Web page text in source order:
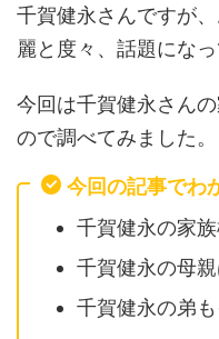
千賀健永さんですが
麗と度々、話題になっ
今回は千賀健永さん
ので調べてみました。
今回の記事でわ
千賀健永の家
千賀健永の母
千賀健永の弟